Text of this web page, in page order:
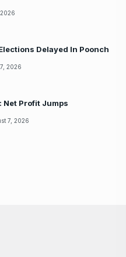
Delayed In Poonch
2026
Net Profit Jumps
7, 2026